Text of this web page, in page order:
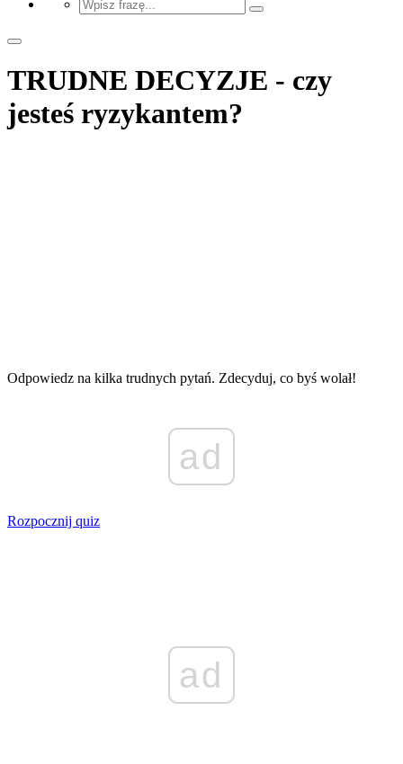
TRUDNE DECYZJE - czy
jesteś ryzykantem?
Odpowiedz na kilka trudnych pytań. Zdecyduj, co byś wolał!
ad
Rozpocznij quiz
ad